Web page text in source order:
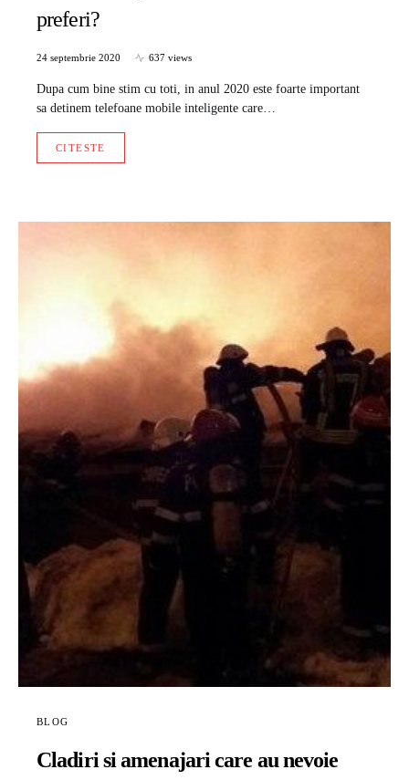
preferi?
24 septembrie 2020 637 views
Dupa cum bine stim cu toti, in anul 2020 este foarte important
sa detinem telefoane mobile inteligente care…
CITESTE
BLOG
Cladiri si amenajari care au nevoie